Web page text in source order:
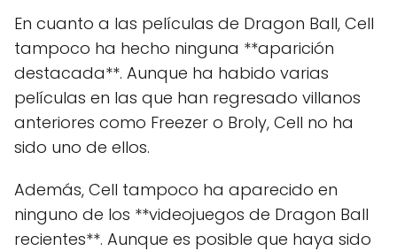
En cuanto a las películas de Dragon Ball, Cell
tampoco ha hecho ninguna **aparición
destacada**. Aunque ha habido varias
películas en las que han regresado villanos
anteriores como Freezer o Broly, Cell no ha
sido uno de ellos.
Además, Cell tampoco ha aparecido en
ninguno de los **videojuegos de Dragon Ball
recientes**. Aunque es posible que haya sido